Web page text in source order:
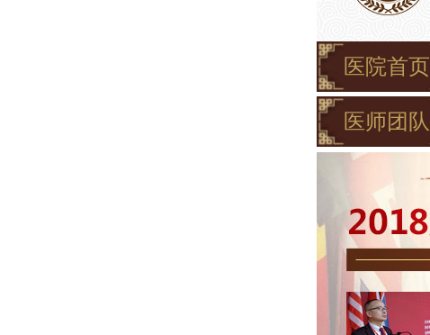
医院首页
医师团队